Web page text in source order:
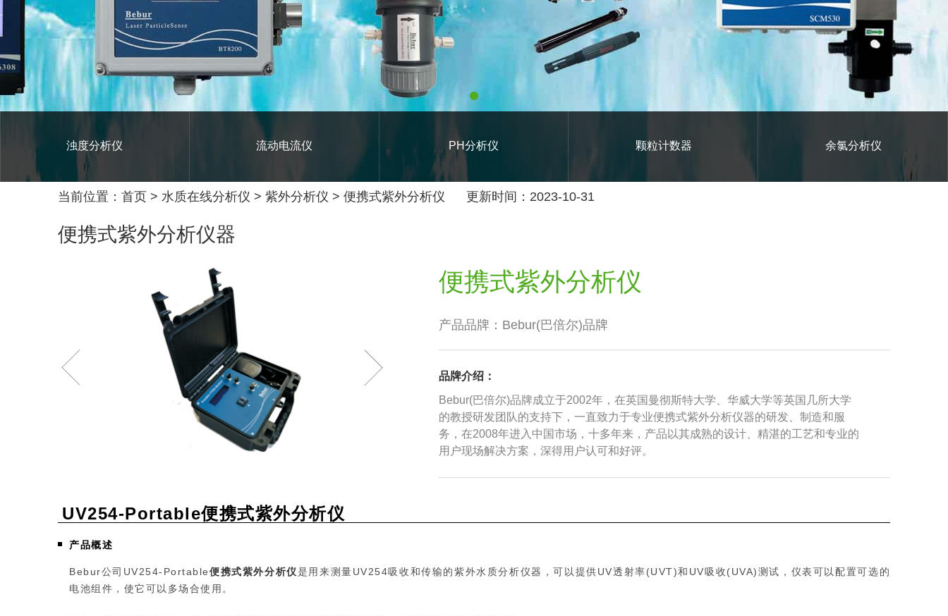
浊度分析仪 流动电流仪 PH分析仪 颗粒计数器 余氯分析仪
当前位置： 首页 > 水质在线分析仪 > 紫外分析仪 > 便携式紫外分析仪 更新时间：2023-10-31
便携式紫外分析仪器
便携式紫外分析仪
产品品牌： Bebur(巴倍尔)品牌
品牌介绍：
Bebur(巴倍尔)品牌成立于2002年，在英国曼彻斯特大学、华威大学等英国几所大学
的教授研发团队的支持下，一直致力于专业便携式紫外分析仪器的研发、制造和服
务，在2008年进入中国市场，十多年来，产品以其成熟的设计、精湛的工艺和专业的
用户现场解决方案，深得用户认可和好评。
UV254-Portable便携式紫外分析仪
产品概述
Bebur公司UV254-Portable便携式紫外分析仪是用来测量UV254吸收和传输的紫外水质分析仪器，可以提供UV透射率(UVT)和UV吸收(UVA)测试，仪表可以配置可选的
电池组件，使它可以多场合使用。